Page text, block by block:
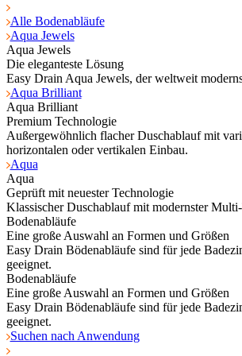
Alle Bodenabläufe
Aqua Jewels
Aqua Jewels
Die eleganteste Lösung
Easy Drain Aqua Jewels, der weltweit
Aqua Brilliant
Aqua Brilliant
Premium Technologie
Außergewöhnlich flacher Duschablauf mit
horizontalen oder vertikalen Einbau.
Aqua
Aqua
Geprüft mit neuester Technologie
Klassischer Duschablauf mit modernster
Bodenabläufe
Eine große Auswahl an Formen und Größen
Easy Drain Bödenabläufe sind für jede
geeignet.
Bodenabläufe
Eine große Auswahl an Formen und Größen
Easy Drain Bödenabläufe sind für jede
geeignet.
Suchen nach Anwendung